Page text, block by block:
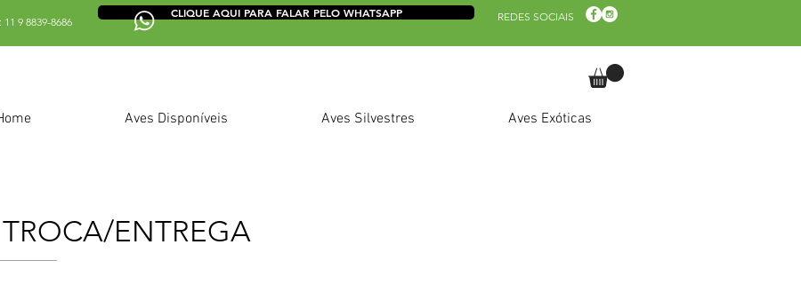
9 8839-8686
CLIQUE AQUI PARA FALAR PELO WHATSAPP REDES SOCIAIS
Aves Disponíveis Aves Silvestres Aves Exóticas
ENTREGA